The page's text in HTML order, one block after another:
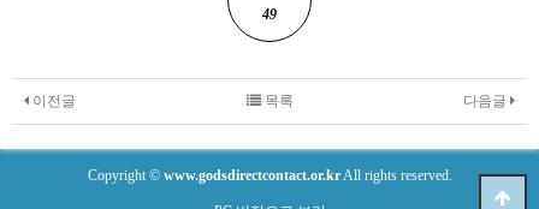
49
이전글 다음글
목록
Copyright © www.godsdirectcontact.or.krAll rights reserved.